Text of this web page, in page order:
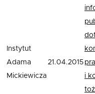
Instytut
Adama
Mickiewicza
21.04.2015
i